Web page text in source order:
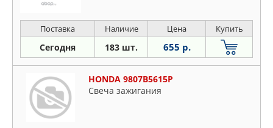
Поставка Наличие Цена Купить
Сегодня 183 шт. 655 р.
HONDA 9807B5615P
Свеча зажигания